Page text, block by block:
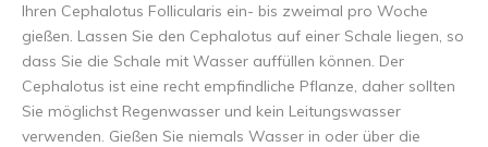
Ihren Cephalotus Follicularis ein- bis zweimal pro Woche
gießen. Lassen Sie den Cephalotus auf einer Schale liegen, so
dass Sie die Schale mit Wasser auffüllen können. Der
Cephalotus ist eine recht empfindliche Pflanze, daher sollten
Sie möglichst Regenwasser und kein Leitungswasser
verwenden. Gießen Sie niemals Wasser in oder über die